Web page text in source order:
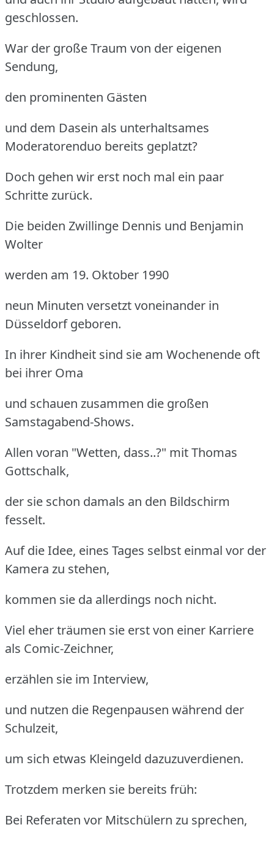
geschlossen.
War der große Traum von der eigenen
Sendung,
den prominenten Gästen
und dem Dasein als unterhaltsames
Moderatorenduo bereits geplatzt?
Doch gehen wir erst noch mal ein paar
Schritte zurück.
Die beiden Zwillinge Dennis und Benjamin
Wolter
werden am 19. Oktober 1990
neun Minuten versetzt voneinander in
Düsseldorf geboren.
In ihrer Kindheit sind sie am Wochenende oft
bei ihrer Oma
und schauen zusammen die großen
Samstagabend-Shows.
Allen voran "Wetten, dass..?" mit Thomas
Gottschalk,
der sie schon damals an den Bildschirm
fesselt.
Auf die Idee, eines Tages selbst einmal vor der
Kamera zu stehen,
kommen sie da allerdings noch nicht.
Viel eher träumen sie erst von einer Karriere
als Comic-Zeichner,
erzählen sie im Interview,
und nutzen die Regenpausen während der
Schulzeit,
um sich etwas Kleingeld dazuzuverdienen.
Trotzdem merken sie bereits früh:
Bei Referaten vor Mitschülern zu sprechen,